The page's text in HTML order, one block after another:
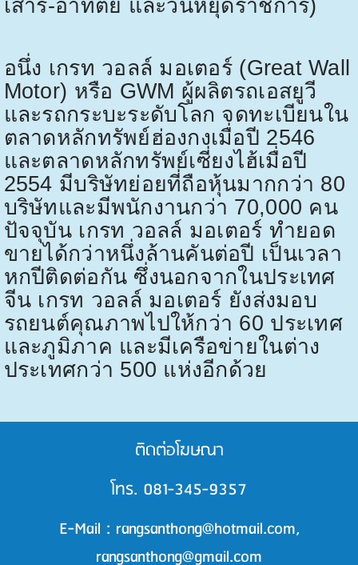
เสาร์-อาทิตย์ และวันหยุดราชการ)
อนึ่ง เกรท วอลล์ มอเตอร์ (Great Wall
Motor) หรือ GWM ผู้ผลิตรถเอสยูวี
และรถกระบะระดับโลก จดทะเบียนใน
ตลาดหลักทรัพย์ฮ่องกงเมื่อปี 2546
และตลาดหลักทรัพย์เซี่ยงไฮ้เมื่อปี
2554 มีบริษัทย่อยที่ถือหุ้นมากกว่า 80
บริษัทและมีพนักงานกว่า 70,000 คน
ปัจจุบัน เกรท วอลล์ มอเตอร์ ทำยอด
ขายได้กว่าหนึ่งล้านคันต่อปี เป็นเวลา
หกปีติดต่อกัน ซึ่งนอกจากในประเทศ
จีน เกรท วอลล์ มอเตอร์ ยังส่งมอบ
รถยนต์คุณภาพไปให้กว่า 60 ประเทศ
และภูมิภาค และมีเครือข่ายในต่าง
ประเทศกว่า 500 แห่งอีกด้วย
ติดต่อโฆษณา
โทร. 081-345-9357
E-Mail : rangsanthong@hotmail.com,
rangsanthong@gmail.com